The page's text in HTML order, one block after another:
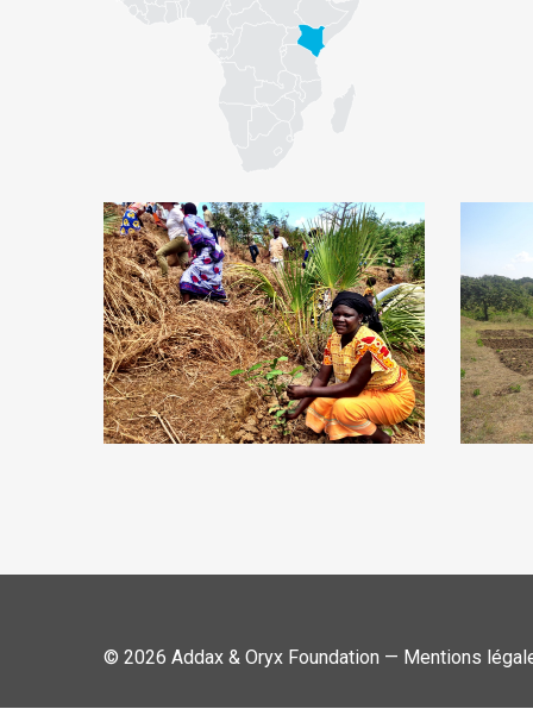
© 2026 Addax & Oryx Foundation — Mentions